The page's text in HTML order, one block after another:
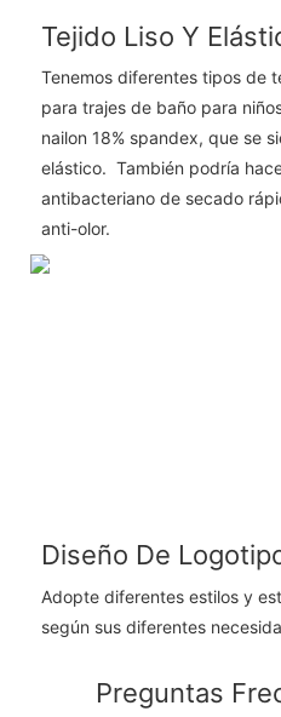
Tejido Liso Y
Tenemos diferentes tipos de
para trajes de baño para
nailon 18% spandex, que se
elástico. También podría
antibacteriano de secado
anti-olor.
Diseño De
Adopte diferentes estilos y
según sus diferentes
Preguntas